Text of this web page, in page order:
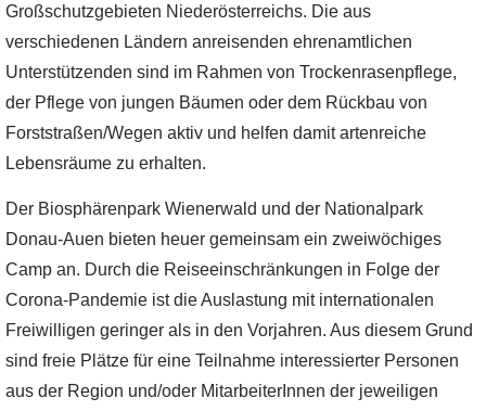
Großschutzgebieten Niederösterreichs. Die aus
verschiedenen Ländern anreisenden ehrenamtlichen
Unterstützenden sind im Rahmen von Trockenrasenpflege,
der Pflege von jungen Bäumen oder dem Rückbau von
Forststraßen/Wegen aktiv und helfen damit artenreiche
Lebensräume zu erhalten.
Der Biosphärenpark Wienerwald und der Nationalpark
Donau-Auen bieten heuer gemeinsam ein zweiwöchiges
Camp an. Durch die Reiseeinschränkungen in Folge der
Corona-Pandemie ist die Auslastung mit internationalen
Freiwilligen geringer als in den Vorjahren. Aus diesem Grund
sind freie Plätze für eine Teilnahme interessierter Personen
aus der Region und/oder MitarbeiterInnen der jeweiligen